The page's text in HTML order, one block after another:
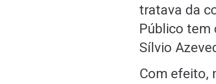
tratava da
Público tem
Sílvio
Com efeito,